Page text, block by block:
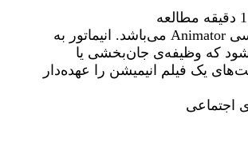
پویانما معادل فارسی Animator می‌باشد. انیماتور به
که وظیفه‌ی جان‌بخشی یا
یک فیلم انیمیشن را عهده‌دار
اجتماعی